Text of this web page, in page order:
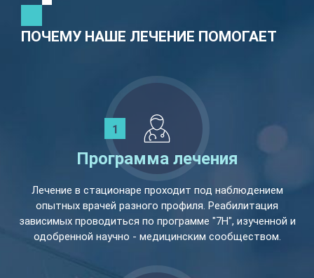
ПОЧЕМУ НАШЕ ЛЕЧЕНИЕ ПОМОГАЕТ
Программа лечения
Лечение в стационаре проходит под наблюдением
опытных врачей разного профиля. Реабилитация
зависимых проводиться по программе "7Н", изученной и
одобренной научно - медицинским сообществом.